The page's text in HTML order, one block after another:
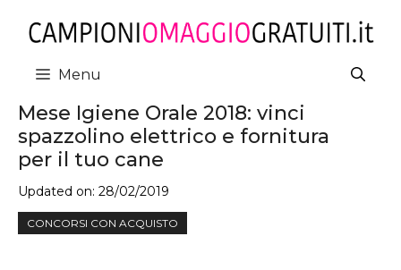
contenuto
Menu
Mese Igiene Orale 2018: vinci
spazzolino elettrico e fornitura
per il tuo cane
Updated on: 28/02/2019
CONCORSI CON ACQUISTO